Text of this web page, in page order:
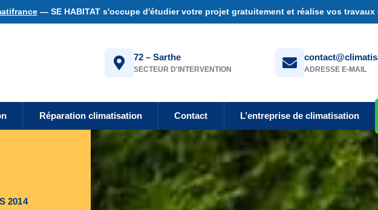
— SE HABITAT s'occupe d'étudier votre projet gratuitement et réalise vos travaux
72 – Sarthe
SECTEUR D'INTERVENTION ADRESSE E-MAIL
Réparation climatisation Contact L’entreprise de climatisation
2014